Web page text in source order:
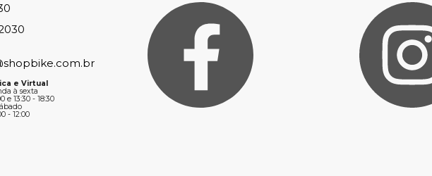
e Virtual
à sexta
e 13:30 - 18:30
- 12:00